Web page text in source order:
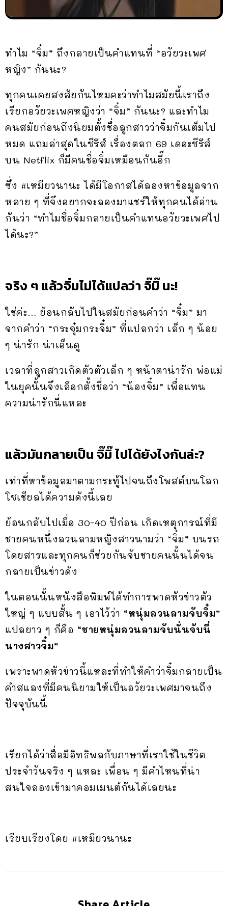
ทำไม “จิ๋ม” ถึงกลายเป็นคำแทนที่ “อวัยวะเพศ
หญิง” กันนะ?
ทุกคนเคยสงสัยกันไหมคะว่าทำไมสมัยนี้เราถึง
เรียกอวัยวะเพศหญิงว่า “จิ๋ม” กันนะ? และทำไม
คนสมัยก่อนถึงนิยมตั้งชื่อลูกสาวว่าจิ๋มกันเต็มไป
หมด แถมล่าสุดในซีรีส์ เรื่องตลก 69 เดอะซีรีส์
บน Netflix ก็มีคนชื่อจิ๋มเหมือนกันอี๊ก
ซึ่ง #เหมียวนานะ ได้มีโอกาสได้ลองหาข้อมูลจาก
หลาย ๆ ที่จึงอยากจะลองมาแชร์ให้ทุกคนได้อ่าน
กันว่า “ทำไมชื่อจิ๋มกลายเป็นคำแทนอวัยวะเพศไป
ได้นะ?”
จริง ๆ แล้วจิ๋มไม่ได้แปลว่า จิ๊มิ๊ นะ!
ใช่ค่ะ… ย้อนกลับไปในสมัยก่อนคำว่า “จิ๋ม” มา
จากคำว่า “กระจุ๋มกระจิ๋ม” ที่แปลกว่า เล็ก ๆ น้อย
ๆ น่ารัก น่าเอ็นดู
เวลาที่ลูกสาวเกิดตัวตัวเล็ก ๆ หน้าตาน่ารัก พ่อแม่
ในยุคนั้นจึงเลือกตั้งชื่อว่า “น้องจิ๋ม” เพื่อแทน
ความน่ารักนี่แหละ
แล้วมันกลายเป็น จิ๊มิ๊ ไปได้ยังไงกันล่ะ?
เท่าที่หาข้อมูลมาตามกระทู้ไปจนถึงโพสต์บนโลก
โซเชียลได้ความดังนี้เลย
ย้อนกลับไปเมื่อ 30-40 ปีก่อน เกิดเหตุการณ์ที่มี
ชายคนหนึ่งลวนลามหญิงสาวนามว่า “จิ๋ม” บนรถ
โดยสารและทุกคนก็ช่วยกันจับชายคนนั้นได้จน
กลายเป็นข่าวดัง
ในตอนนั้นหนังสือพิมพ์ได้ทำการพาดหัวข่าวตัว
ใหญ่ ๆ แบบสั้น ๆ เอาไว้ว่า “หนุ่มลวนลามจับจิ๋ม”
แปลยาว ๆ ก็คือ “ชายหนุ่มลวนลามจับนั่นจับนี่
นางสาวจิ๋ม”
เพราะพาดหัวข่าวนี้แหละที่ทำให้คำว่าจิ๋มกลายเป็น
คำสแลงที่มีคนนิยามให้เป็นอวัยวะเพศมาจนถึง
ปัจจุบันนี้
เรียกได้ว่าสื่อมีอิทธิพลกับภาษาที่เราใช้ในชีวิต
ประจำวันจริง ๆ แหละ เพื่อน ๆ มีคำไหนที่น่า
สนใจลองเข้ามาคอมเมนต์กันได้เลยนะ
เรียบเรียงโดย #เหมียวนานะ